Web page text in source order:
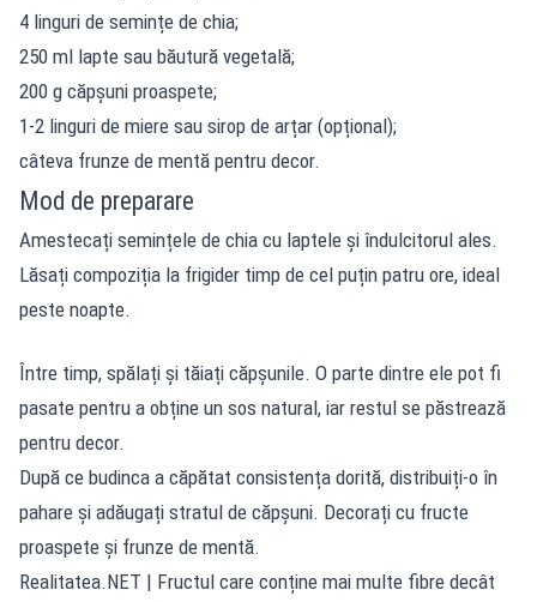
4 linguri de semințe de chia;
250 ml lapte sau băutură vegetală;
200 g căpșuni proaspete;
1-2 linguri de miere sau sirop de arțar (opțional);
câteva frunze de mentă pentru decor.
Mod de preparare
Amestecați semințele de chia cu laptele și îndulcitorul ales.
Lăsați compoziția la frigider timp de cel puțin patru ore, ideal
peste noapte.
Între timp, spălați și tăiați căpșunile. O parte dintre ele pot fi
pasate pentru a obține un sos natural, iar restul se păstrează
pentru decor.
După ce budinca a căpătat consistența dorită, distribuiți-o în
pahare și adăugați stratul de căpșuni. Decorați cu fructe
proaspete și frunze de mentă.
Realitatea.NET | Fructul care conține mai multe fibre decât